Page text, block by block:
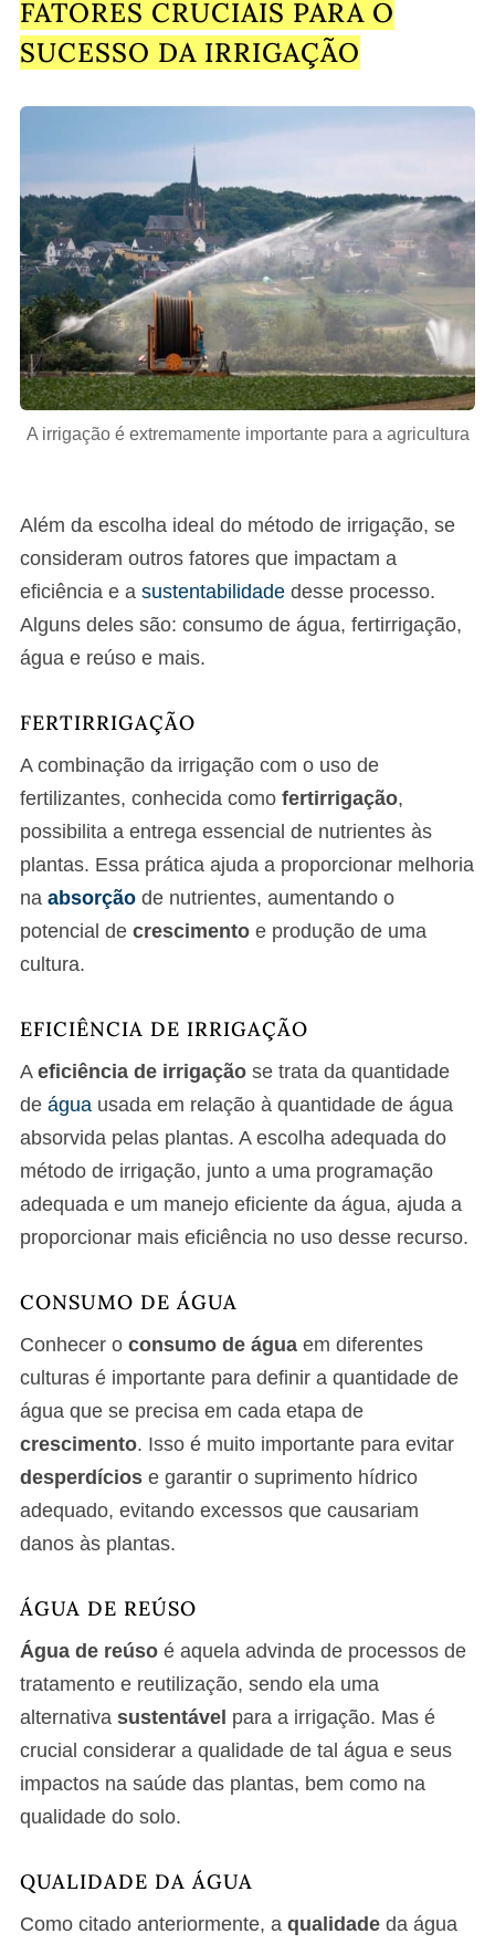
FATORES CRUCIAIS PARA O
SUCESSO DA IRRIGAÇÃO
A irrigação é extremamente importante para a agricultura
Além da escolha ideal do método de irrigação, se
consideram outros fatores que impactam a
eficiência e a sustentabilidade desse processo.
Alguns deles são: consumo de água, fertirrigação,
água e reúso e mais.
FERTIRRIGAÇÃO
A combinação da irrigação com o uso de
fertilizantes, conhecida como fertirrigação,
possibilita a entrega essencial de nutrientes às
plantas. Essa prática ajuda a proporcionar melhoria
na absorção de nutrientes, aumentando o
potencial de crescimento e produção de uma
cultura.
EFICIÊNCIA DE IRRIGAÇÃO
A eficiência de irrigação se trata da quantidade
de água usada em relação à quantidade de água
absorvida pelas plantas. A escolha adequada do
método de irrigação, junto a uma programação
adequada e um manejo eficiente da água, ajuda a
proporcionar mais eficiência no uso desse recurso.
CONSUMO DE ÁGUA
Conhecer o consumo de água em diferentes
culturas é importante para definir a quantidade de
água que se precisa em cada etapa de
crescimento. Isso é muito importante para evitar
desperdícios e garantir o suprimento hídrico
adequado, evitando excessos que causariam
danos às plantas.
ÁGUA DE REÚSO
Água de reúso é aquela advinda de processos de
tratamento e reutilização, sendo ela uma
alternativa sustentável para a irrigação. Mas é
crucial considerar a qualidade de tal água e seus
impactos na saúde das plantas, bem como na
qualidade do solo.
QUALIDADE DA ÁGUA
Como citado anteriormente, a qualidade da água